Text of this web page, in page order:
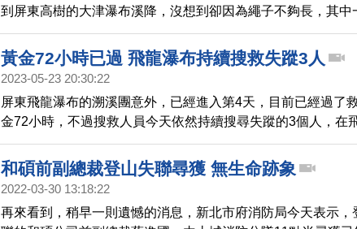
到屏東高樹的大津瀑布溪降，沒想到卻因為繩子不夠長，其中
在半空中約兩層樓高的高度，足足卡了一個小時，還好有其他
供繩索，讓男子可以將繩索延長，才終於脫困。
黃金72小時已過 飛龍瀑布持續搜救失蹤3人
2023-05-23 20:30:22
屏東飛龍瀑布的溯溪團意外，已經進入第4天，目前已經過了
金72小時，不過搜救人員今天依然持續搜尋失蹤的3個人，在
布的下段架設攔截網，同時出動空拍機，沿著下游河段進行搜
過上午因為受到鋒面的影響，使得搜救工作斷斷續續。
和碩前副總裁登山失聯尋獲 無生命跡象
2022-03-30 13:18:22
再來看到，稍早一則遺憾的消息，新北市府消防局今天表示，